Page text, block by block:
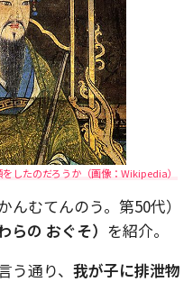
したのだろうか（画像：Wikipedia）
かんむてんのう。第50代）
らの おぐそ） を紹介。
通り、 我が子に排泄物